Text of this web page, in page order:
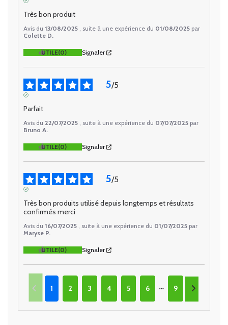
Très bon produit
Avis du 13/08/2025 , suite à une expérience du 01/08/2025 par
Colette D.
UTILE(0) Signaler
5/5
Parfait
Avis du 22/07/2025 , suite à une expérience du 07/07/2025 par
Bruno A.
UTILE(0) Signaler
5/5
Très bon produits utilisé depuis longtemps et résultats
confirmés merci
Avis du 16/07/2025 , suite à une expérience du 01/07/2025 par
Maryse P.
UTILE(0) Signaler
1 2 3 4 5 6 9